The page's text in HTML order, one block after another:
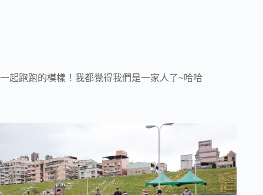
一起跑跑的模樣！我都覺得我們是一家人了~哈哈